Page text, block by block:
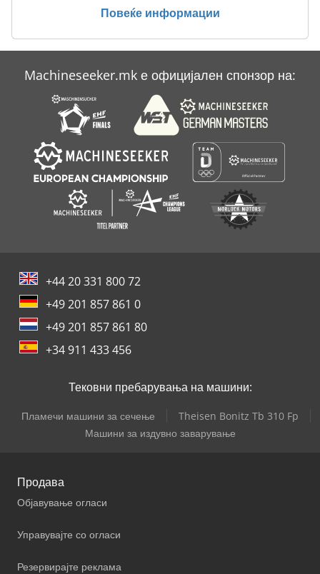
Case Ih Mx 240
Case Ih Mx 285
Case Ih Mxm 130
Повеќе информации
Machineseeker.mk е официјален спонзор на:
+44 20 331 800 72
+49 201 857 861 0
+49 201 857 861 80
+34 911 433 456
Тековни пребарувања на машини:
Пламечи машини за сечење
Theisen Bonitz Tb 310 Fp
Машини за издувно заварување
Продава
Објавување огласи
Управувајте со огласи
Резервирајте реклама